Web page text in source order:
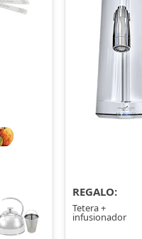
REGALO:
Tetera +
infusionador